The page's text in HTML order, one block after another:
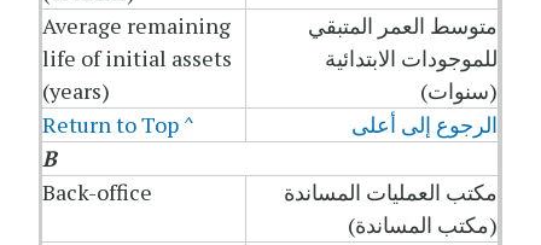
متوسط العمر المتبقي
للموجودات الابتدائية
(سنوات)
Average remaining
life of initial assets
(years)
الرجوع إلى أعلى
Return to Top ^
مكتب العمليات المساندة
(مكتب المساندة)
Back-office